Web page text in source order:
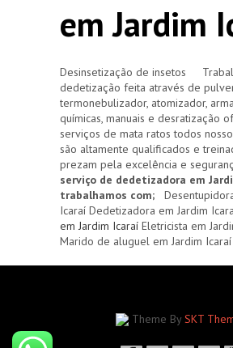
em Jardim
Desinsetização de insetos
dedetização feita através de
termonebulizador, atomizador,
químicas, manuais e desratização
serviços de mata ratos todos
são altamente qualificados e
prezam pela excelência e
serviço de dedetizadora em
trabalhamos com;
Icaraí Dedetizadora em Jardim
em Jardim Icaraí Eletricista em
Marido de aluguel em Jardim Icaraí
Theme By SKT